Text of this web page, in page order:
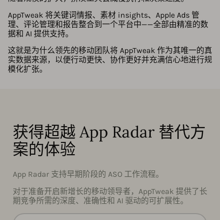
AppTweak 将关键词情报、素材 insights、Apple Ads 管
理、评论管理和报告整合到一个平台中——全部由精准的数
据和 AI 提供支持。
这就是为什么领先的移动团队将 AppTweak 作为其唯一的真
实数据来源，以便行动更快、协作更好并充满信心地进行规
模化扩张。
获得超越 App Radar 替代方
案的体验
App Radar 支持早期阶段的 ASO 工作流程。
对于准备开启新增长的移动领导者，AppTweak 提供了长
期竞争所需的深度、准确性和 AI 驱动的可扩展性。